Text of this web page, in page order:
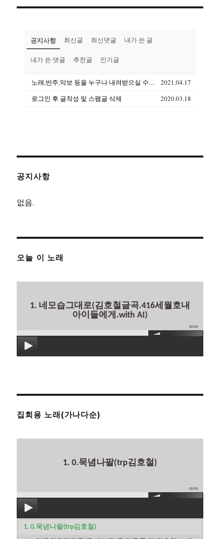
공지사항 최신글 최신댓글 내가 쓴 글
내가 쓴 댓글 추천글 인기글
노래,반주,악보 등을 누구나 내려받으실 수 있습니다(상업용도 제외)
2021.04.17
로그인 후 글작성 및 스팸글 삭제
2020.03.18
공지사항
없음.
오늘 이 노래
1. 네모습그대로(김호철글곡.416세월호내
아이들에게.with AI)
00:00
집회용 노래(가나다순)
1. 0.묵념나팔(trp김호철)
00:00
1. 0.묵념나팔(trp김호철)